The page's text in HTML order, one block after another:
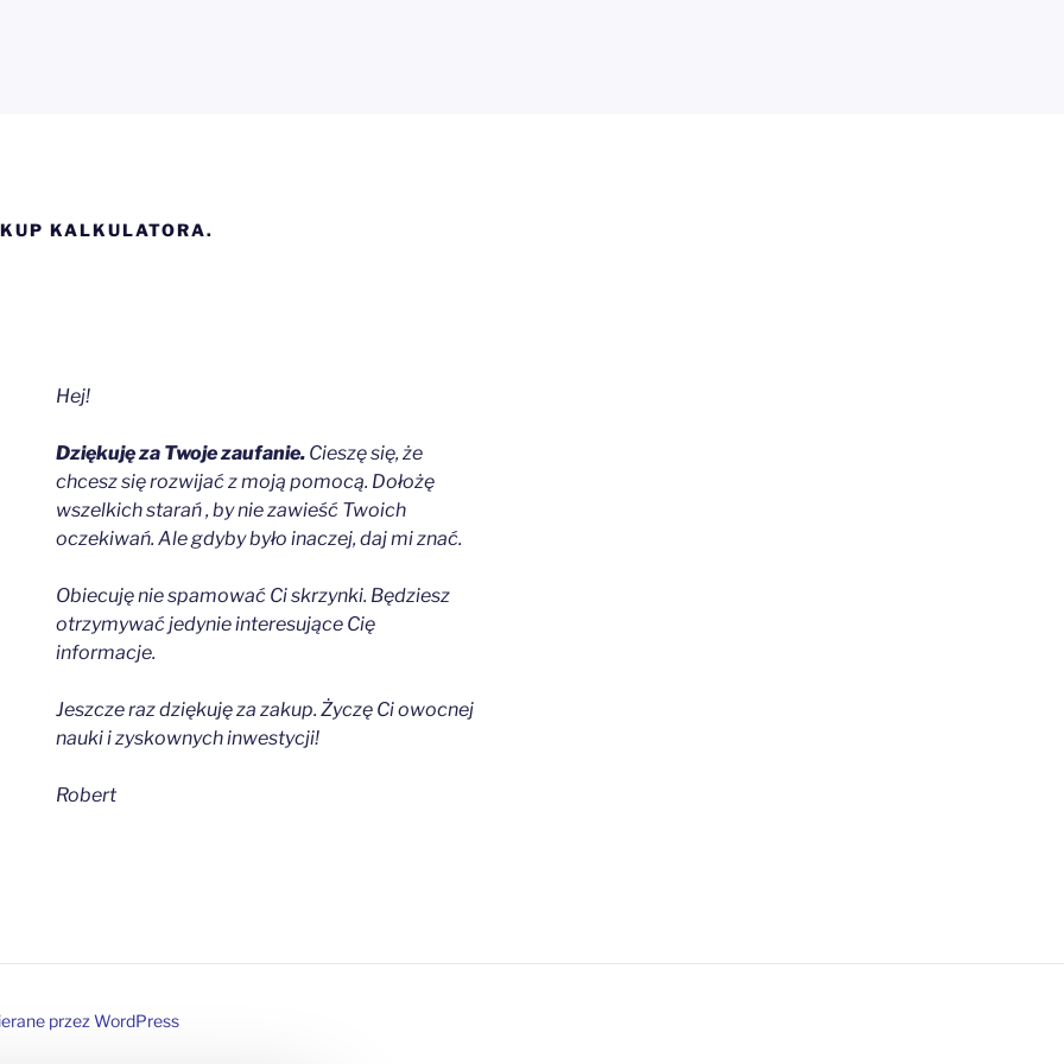
KALKULATORA.
Hej!
Dziękuję za Twoje zaufanie.Cieszę się, że
chcesz się rozwijać z moją pomocą. Dołożę
wszelkich starań , by nie zawieść Twoich
oczekiwań. Ale gdyby było inaczej, daj mi znać.
Obiecuję nie spamować Ci skrzynki. Będziesz
otrzymywać jedynie interesujące Cię
informacje.
Jeszcze raz dziękuję za zakup. Życzę Ci owocnej
nauki i zyskownych inwestycji!
Robert
przez WordPress